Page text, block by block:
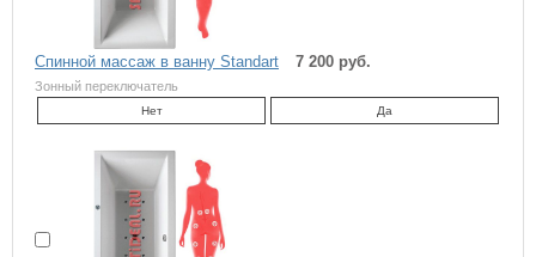
Спинной массаж в ванну Standart 7 200 руб.
Зонный переключатель
Нет Да